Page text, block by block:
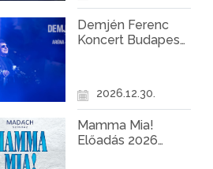
Demjén Ferenc
Koncert Budapest
2026.12.30.
Mamma Mia!
Előadás 2026